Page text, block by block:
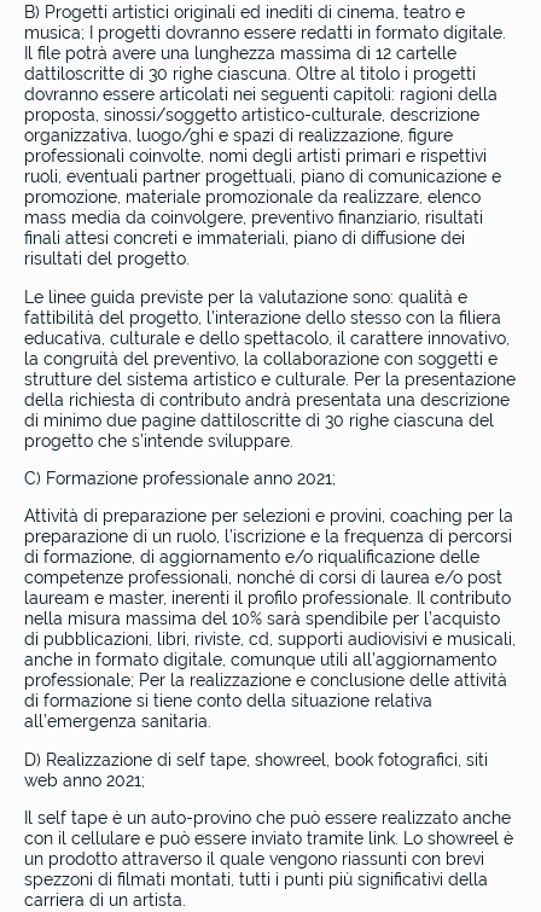
B) Progetti artistici originali ed inediti di cinema, teatro e
musica; I progetti dovranno essere redatti in formato digitale.
Il file potrà avere una lunghezza massima di 12 cartelle
dattiloscritte di 30 righe ciascuna. Oltre al titolo i progetti
dovranno essere articolati nei seguenti capitoli: ragioni della
proposta, sinossi/soggetto artistico-culturale, descrizione
organizzativa, luogo/ghi e spazi di realizzazione, figure
professionali coinvolte, nomi degli artisti primari e rispettivi
ruoli, eventuali partner progettuali, piano di comunicazione e
promozione, materiale promozionale da realizzare, elenco
mass media da coinvolgere, preventivo finanziario, risultati
finali attesi concreti e immateriali, piano di diffusione dei
risultati del progetto.
Le linee guida previste per la valutazione sono: qualità e
fattibilità del progetto, l’interazione dello stesso con la filiera
educativa, culturale e dello spettacolo, il carattere innovativo,
la congruità del preventivo, la collaborazione con soggetti e
strutture del sistema artistico e culturale. Per la presentazione
della richiesta di contributo andrà presentata una descrizione
di minimo due pagine dattiloscritte di 30 righe ciascuna del
progetto che s’intende sviluppare.
C) Formazione professionale anno 2021;
Attività di preparazione per selezioni e provini, coaching per la
preparazione di un ruolo, l’iscrizione e la frequenza di percorsi
di formazione, di aggiornamento e/o riqualificazione delle
competenze professionali, nonché di corsi di laurea e/o post
lauream e master, inerenti il profilo professionale. Il contributo
nella misura massima del 10% sarà spendibile per l’acquisto
di pubblicazioni, libri, riviste, cd, supporti audiovisivi e musicali,
anche in formato digitale, comunque utili all’aggiornamento
professionale; Per la realizzazione e conclusione delle attività
di formazione si tiene conto della situazione relativa
all’emergenza sanitaria.
D) Realizzazione di self tape, showreel, book fotografici, siti
web anno 2021;
Il self tape è un auto-provino che può essere realizzato anche
con il cellulare e può essere inviato tramite link. Lo showreel è
un prodotto attraverso il quale vengono riassunti con brevi
spezzoni di filmati montati, tutti i punti più significativi della
carriera di un artista.